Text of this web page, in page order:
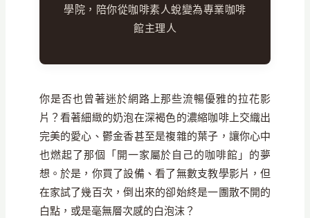
學院，陪你從咖啡素人蛻變為專業咖啡
館主理人
你是否也曾著迷於網路上那些流暢優雅的拉花影
片？看著細緻的奶泡在深褐色的濃縮咖啡上交織出
完美的愛心、鬱金香甚至是複雜的葉子，讓你心中
也燃起了那個「開一家屬於自己的咖啡館」的夢
想。於是，你買了設備、看了無數支教學影片，但
在家試了幾百次，倒出來的卻始終是一團散不開的
白點，或是毫無層次感的白泡沫？